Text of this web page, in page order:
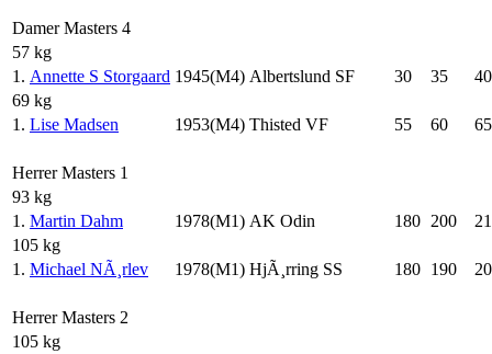
Damer Masters 4
57 kg
1. Annette S Storgaard 1945(M4) Albertslund SF 30 35
40
69 kg
1. Lise Madsen 1953(M4) Thisted VF 55 60 65
Herrer Masters 1
93 kg
1. Martin Dahm 1978(M1) AK Odin 180 200
105 kg
1. Michael NÃ¸rlev 1978(M1) HjÃ¸rring SS 180 190
Herrer Masters 2
105 kg